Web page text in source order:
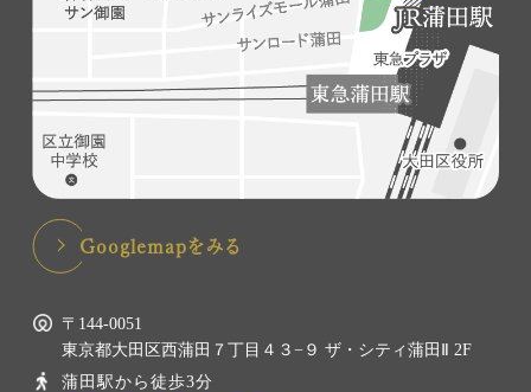
Googlemapをみる
〒144-0051
東京都大田区西蒲田７丁目４３−９ ザ・シティ蒲田Ⅱ 2F
蒲田駅から徒歩3分